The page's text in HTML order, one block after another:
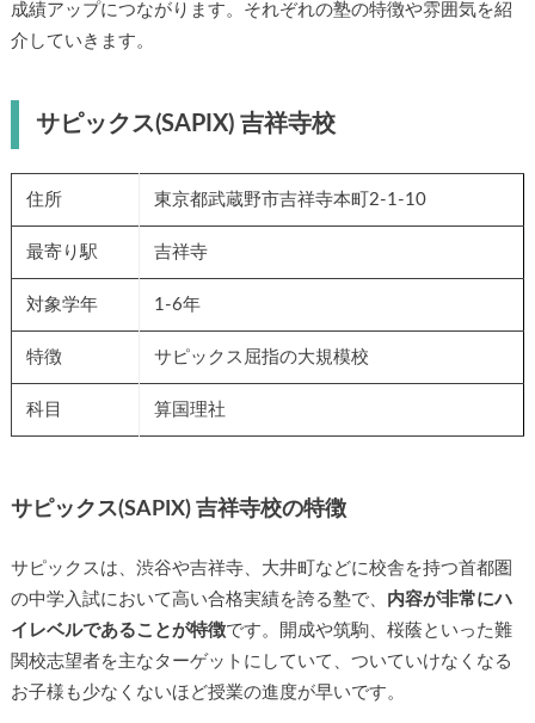
成績アップにつながります。それぞれの塾の特徴や雰囲気を紹
介していきます。
サピックス(SAPIX) 吉祥寺校
住所 東京都武蔵野市吉祥寺本町2-1-10
最寄り駅 吉祥寺
対象学年 1-6年
特徴 サピックス屈指の大規模校
科目 算国理社
サピックス(SAPIX) 吉祥寺校の特徴
サピックスは、渋谷や吉祥寺、大井町などに校舎を持つ首都圏
の中学入試において高い合格実績を誇る塾で、
内容が非常にハ
イレベルであることが特徴です。開成や筑駒、桜蔭といった難
関校志望者を主なターゲットにしていて、ついていけなくなる
お子様も少なくないほど授業の進度が早いです。